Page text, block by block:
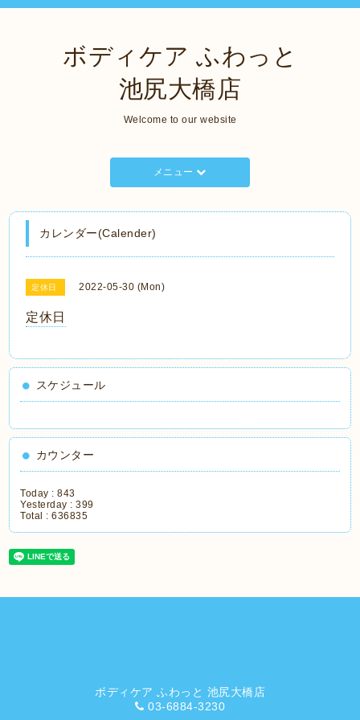
ボディケア ふわっと
池尻大橋店
Welcome to our website
メニュー
カレンダー(Calender)
定休日 2022-05-30 (Mon)
定休日
スケジュール
カウンター
Today :843
Yesterday :399
Total :636835
ボディケア ふわっと 池尻大橋店
03-6884-3230